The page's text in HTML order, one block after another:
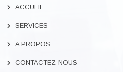
ACCUEIL
SERVICES
A PROPOS
CONTACTEZ-NOUS